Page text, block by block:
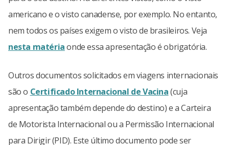
americano e o visto canadense, por exemplo. No entanto,
nem todos os países exigem o visto de brasileiros. Veja
nesta matériaonde essa apresentação é obrigatória.
Outros documentos solicitados em viagens internacionais
são o Certificado Internacional de Vacina(cuja
apresentação também depende do destino) e a Carteira
de Motorista Internacional ou a Permissão Internacional
para Dirigir (PID). Este último documento pode ser